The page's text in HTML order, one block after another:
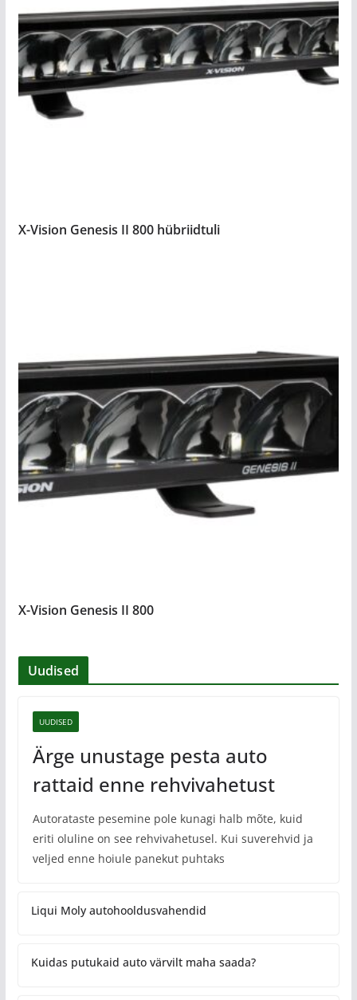
X-Vision Genesis II 800 hübriidtuli
X-Vision Genesis II 800
Uudised
UUDISED
Ärge unustage pesta auto
rattaid enne rehvivahetust
Autorataste pesemine pole kunagi halb mõte, kuid
eriti oluline on see rehvivahetusel. Kui suverehvid ja
veljed enne hoiule panekut puhtaks
Liqui Moly autohooldusvahendid
Kuidas putukaid auto värvilt maha saada?